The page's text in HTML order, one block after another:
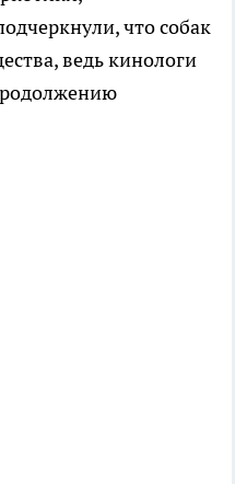
что собак
ведь кинологи